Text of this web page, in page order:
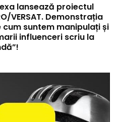
lansează proiectul
VERSAT. Demonstrația
cum suntem manipulați și
influenceri scriu la